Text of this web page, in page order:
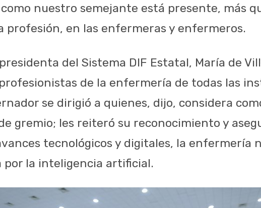
nuestro semejante está presente, más
profesión, en las enfermeras y enfermeros.
del Sistema DIF Estatal, María de
de la enfermería de todas las
se dirigió a quienes, dijo, considera
gremio; les reiteró su reconocimiento y
tecnológicos y digitales, la enfermería
por la inteligencia artificial.